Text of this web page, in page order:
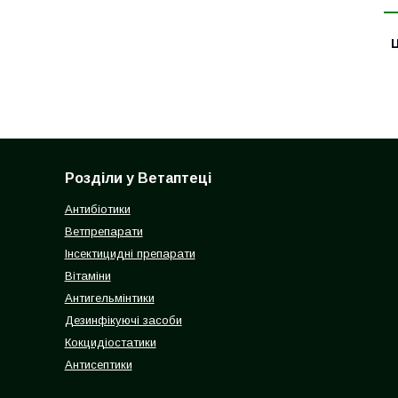
Розділи у Ветаптеці
Антибіотики
Ветпрепарати
Інсектицидні препарати
Вітаміни
Антигельмінтики
Дезинфікуючі засоби
Кокцидіостатики
Антисептики